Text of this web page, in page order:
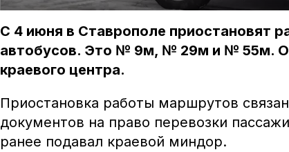
С 4 июня в Ставрополе приостановят
автобусов. Это № 9м, № 29м и № 55м.
краевого центра.
Приостановка работы маршрутов
документов на право перевозки
ранее подавал краевой миндор.